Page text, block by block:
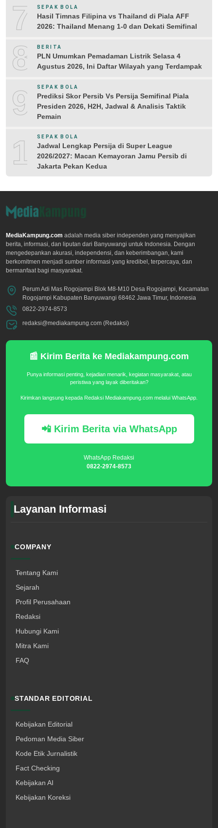
7 SEPAK BOLA
Hasil Timnas Filipina vs Thailand di Piala AFF
2026: Thailand Menang 1-0 dan Dekati Semifinal
8 BERITA
PLN Umumkan Pemadaman Listrik Selasa 4
Agustus 2026, Ini Daftar Wilayah yang Terdampak
9 SEPAK BOLA
Prediksi Skor Persib Vs Persija Semifinal Piala
Presiden 2026, H2H, Jadwal & Analisis Taktik
Pemain
10SEPAK BOLA
Jadwal Lengkap Persija di Super League
2026/2027: Macan Kemayoran Jamu Persib di
Jakarta Pekan Kedua
MediaKampung.com adalah media siber independen yang menyajikan
berita, informasi, dan liputan dari Banyuwangi untuk Indonesia. Dengan
mengedepankan akurasi, independensi, dan keberimbangan, kami
berkomitmen menjadi sumber informasi yang kredibel, terpercaya, dan
bermanfaat bagi masyarakat.
Perum Adi Mas Rogojampi Blok M8-M10 Desa Rogojampi, Kecamatan
Rogojampi Kabupaten Banyuwangi 68462 Jawa Timur, Indonesia
0822-2974-8573
redaksi@mediakampung.com (Redaksi)
📰 Kirim Berita ke Mediakampung.com
Punya informasi penting, kejadian menarik, kegiatan masyarakat, atau
peristiwa yang layak diberitakan?
Kirimkan langsung kepada Redaksi Mediakampung.com melalui WhatsApp.
📲 Kirim Berita via WhatsApp
WhatsApp Redaksi
0822-2974-8573
Layanan Informasi
COMPANY
Tentang Kami
Sejarah
Profil Perusahaan
Redaksi
Hubungi Kami
Mitra Kami
FAQ
STANDAR EDITORIAL
Kebijakan Editorial
Pedoman Media Siber
Kode Etik Jurnalistik
Fact Checking
Kebijakan AI
Kebijakan Koreksi